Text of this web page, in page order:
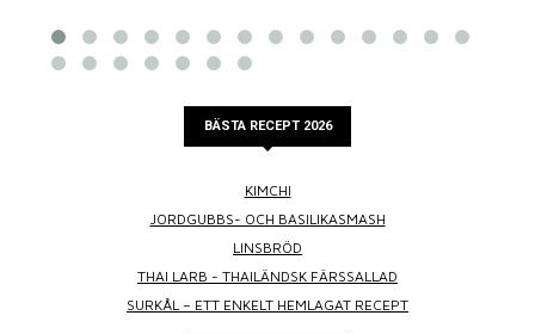
BÄSTA RECEPT 2026
KIMCHI
JORDGUBBS- OCH BASILIKASMASH
LINSBRÖD
THAI LARB - THAILÄNDSK FÄRSSALLAD
SURKÅL – ETT ENKELT HEMLAGAT RECEPT